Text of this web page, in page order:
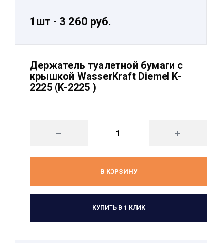
1шт - 3 260 руб.
Держатель туалетной бумаги с
крышкой WasserKraft Diemel K-
2225 (K-2225 )
В КОРЗИНУ
КУПИТЬ В 1 КЛИК